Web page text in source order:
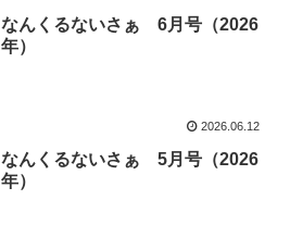
なんくるないさぁ 6月号（2026
年）
2026.06.12
なんくるないさぁ 5月号（2026
年）